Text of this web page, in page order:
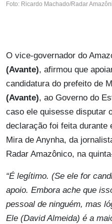
Foto: Ricardo Machado/Radar
O vice-governador do
(Avante), afirmou que
candidatura do prefeito de
(Avante), ao Governo do
caso ele quisesse disputar
declaração foi feita durante
Mira de Anynha, da
Radar Amazônico, na
“É legítimo. (Se ele for
apoio. Embora ache que
pessoal de ninguém, mas
Ele (David Almeida) é a